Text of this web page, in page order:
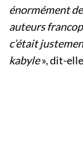
énormément
auteurs
c’était
kabyle», dit-